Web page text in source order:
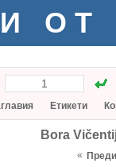
ОТ
Етикети
Bora
«